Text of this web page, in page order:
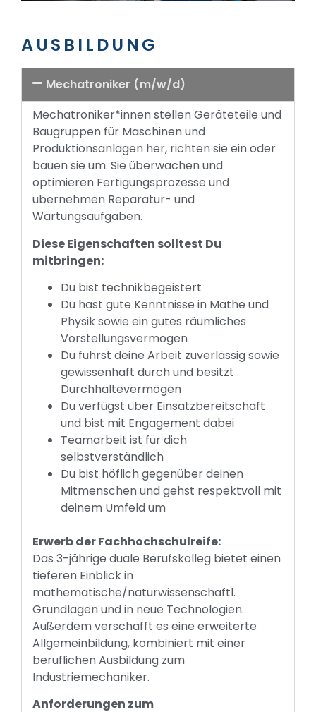
AUSBILDUNG
Mechatroniker (m/w/d)
Mechatroniker*innen stellen Geräteteile und
Baugruppen für Maschinen und
Produktionsanlagen her, richten sie ein oder
bauen sie um. Sie überwachen und
optimieren Fertigungsprozesse und
übernehmen Reparatur- und
Wartungsaufgaben.
Diese Eigenschaften solltest Du
mitbringen:
Du bist technikbegeistert
Du hast gute Kenntnisse in Mathe und
Physik sowie ein gutes räumliches
Vorstellungsvermögen
Du führst deine Arbeit zuverlässig sowie
gewissenhaft durch und besitzt
Durchhaltevermögen
Du verfügst über Einsatzbereitschaft
und bist mit Engagement dabei
Teamarbeit ist für dich
selbstverständlich
Du bist höflich gegenüber deinen
Mitmenschen und gehst respektvoll mit
deinem Umfeld um
Erwerb der Fachhochschulreife:
Das 3-jährige duale Berufskolleg bietet einen
tieferen Einblick in
mathematische/naturwissenschaftl.
Grundlagen und in neue Technologien.
Außerdem verschafft es eine erweiterte
Allgemeinbildung, kombiniert mit einer
beruflichen Ausbildung zum
Industriemechaniker.
Anforderungen zum